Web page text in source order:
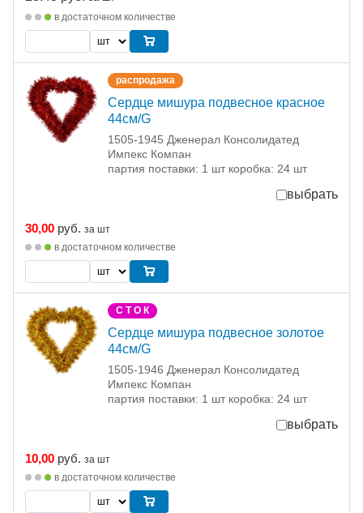
в достаточном количестве
распродажа
Сердце мишура подвесное красное
44см/G
1505-1945 Дженерал Консолидатед
Импекс Компан
партия поставки: 1 шт коробка: 24 шт
выбрать
30,00 руб. за шт
в достаточном количестве
С Т О К
Сердце мишура подвесное золотое
44см/G
1505-1946 Дженерал Консолидатед
Импекс Компан
партия поставки: 1 шт коробка: 24 шт
выбрать
10,00 руб. за шт
в достаточном количестве